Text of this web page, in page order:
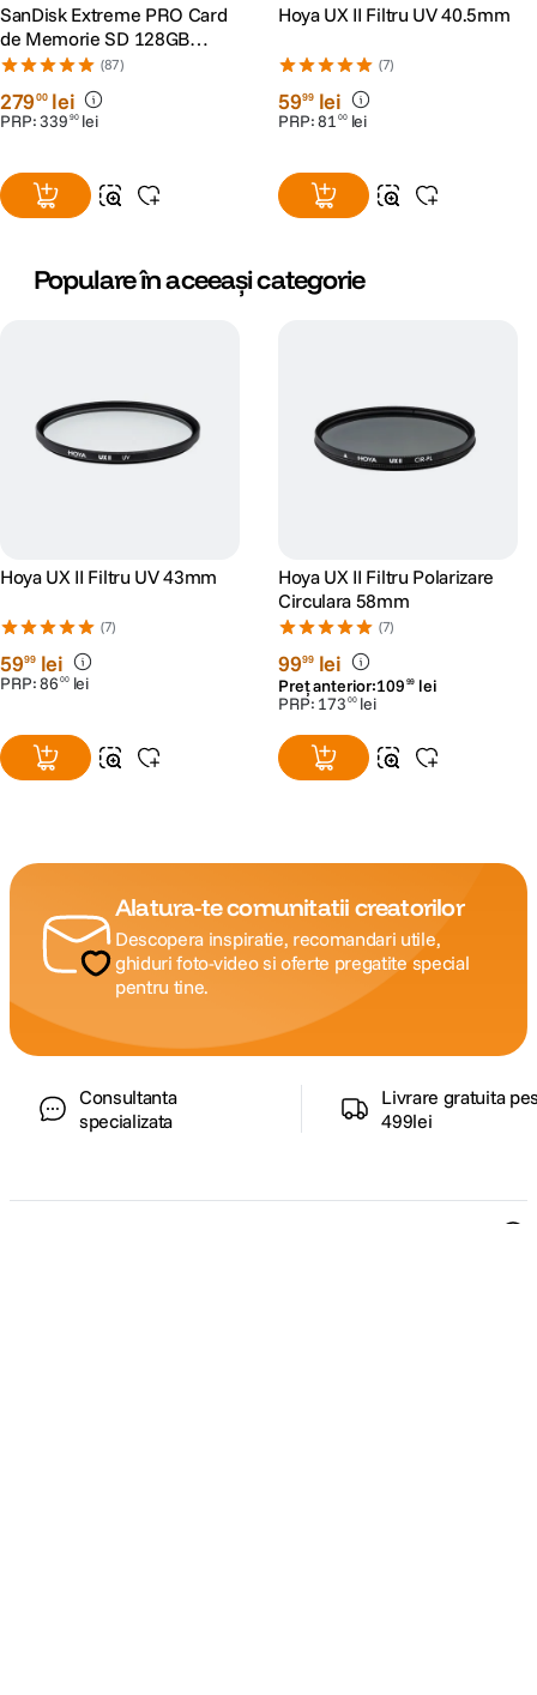
SanDisk Extreme PRO Card
de Memorie SD 128GB
SDXC UHS-I Class 10 U3 V30
+ 2 Ani RescuePRO Deluxe
(87)
27900 lei
PRP:339 90 lei
Hoya UX II Filtru UV 40.5mm
(7)
5999 lei
PRP:81 00 lei
Populare în aceeași categorie
Hoya UX II Filtru UV 43mm
(7)
5999 lei
PRP:86 00 lei
Hoya UX II Filtru Polarizare
Circulara 58mm
(7)
9999 lei
Preț anterior:109 99 lei
PRP: 173 00 lei
Alatura-te comunitatii creatorilor
Descopera inspiratie, recomandari utile,
ghiduri foto-video si oferte pregatite special
pentru tine.
Consultanta
specializata
Livrare gratuita
499lei